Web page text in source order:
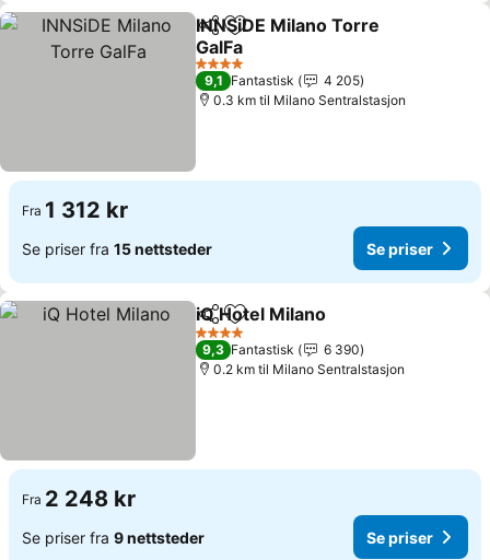
Del Legg til i favoritter
INNSiDE Milano Torre
GalFa
Se priser
4 Stjerner
9,1 Fantastisk
4 205
0.3 km til Milano Sentralstasjon
Fra 1 312 kr
Se priser fra 15 nettsteder Se priser
Del Legg til i favoritter
iQ Hotel Milano
4 Stjerner
9,3 Fantastisk
6 390
0.2 km til Milano Sentralstasjon
Fra 2 248 kr
Se priser fra 9 nettsteder Se priser